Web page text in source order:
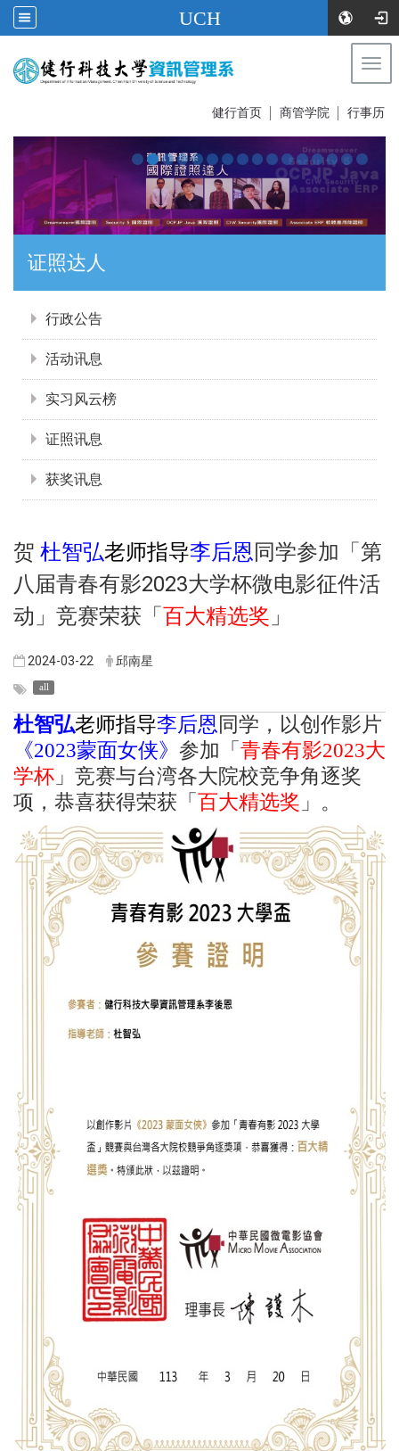
UCH
健行首页 商管学院 行事历
证照达人
行政公告
活动讯息
实习风云榜
证照讯息
获奖讯息
贺 杜智弘老师指导李后恩同学参加「第
八届青春有影2023大学杯微电影征件活
动」竞赛荣获「百大精选奖 」
2024-03-22 邱南星
all
杜智弘老师指导李后恩 同学，以创作影片
《2023蒙面女侠》 参加「 青春有影2023大
学杯 」竞赛与台湾各大院校竞争角逐奖
项，恭喜获得荣获「 百大精选奖 」。